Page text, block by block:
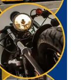
CASETTE